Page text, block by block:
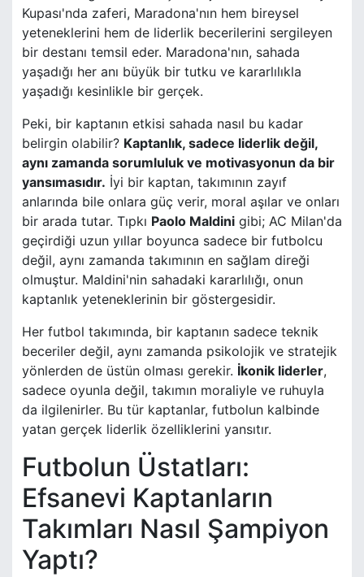
Kupası'nda zaferi, Maradona'nın hem bireysel
yeteneklerini hem de liderlik becerilerini sergileyen
bir destanı temsil eder. Maradona'nın, sahada
yaşadığı her anı büyük bir tutku ve kararlılıkla
yaşadığı kesinlikle bir gerçek.
Peki, bir kaptanın etkisi sahada nasıl bu kadar
belirgin olabilir? Kaptanlık, sadece liderlik değil,
aynı zamanda sorumluluk ve motivasyonun da bir
yansımasıdır. İyi bir kaptan, takımının zayıf
anlarında bile onlara güç verir, moral aşılar ve onları
bir arada tutar. Tıpkı Paolo Maldini gibi; AC Milan'da
geçirdiği uzun yıllar boyunca sadece bir futbolcu
değil, aynı zamanda takımının en sağlam direği
olmuştur. Maldini'nin sahadaki kararlılığı, onun
kaptanlık yeteneklerinin bir göstergesidir.
Her futbol takımında, bir kaptanın sadece teknik
beceriler değil, aynı zamanda psikolojik ve stratejik
yönlerden de üstün olması gerekir. İkonik liderler,
sadece oyunla değil, takımın moraliyle ve ruhuyla
da ilgilenirler. Bu tür kaptanlar, futbolun kalbinde
yatan gerçek liderlik özelliklerini yansıtır.
Futbolun Üstatları:
Efsanevi Kaptanların
Takımları Nasıl Şampiyon
Yaptı?